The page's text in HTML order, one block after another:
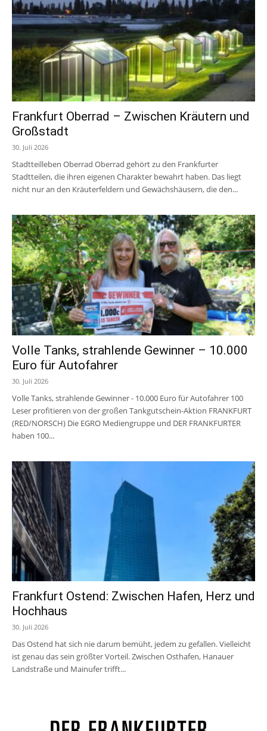
Frankfurt Oberrad – Zwischen Kräutern und
Großstadt
30. Juli 2026
Stadtteilleben Oberrad Oberrad gehört zu den Frankfurter
Stadtteilen, die ihren eigenen Charakter bewahrt haben. Das liegt
nicht nur an den Kräuterfeldern und Gewächshäusern, die den...
Volle Tanks, strahlende Gewinner – 10.000
Euro für Autofahrer
30. Juli 2026
Volle Tanks, strahlende Gewinner - 10.000 Euro für Autofahrer 100
Leser profitieren von der großen Tankgutschein-Aktion FRANKFURT
(RED/NORSCH) Die EGRO Mediengruppe und DER FRANKFURTER
haben 100...
Frankfurt Ostend: Zwischen Hafen, Herz und
Hochhaus
30. Juli 2026
Das Ostend hat sich nie darum bemüht, jedem zu gefallen. Vielleicht
ist genau das sein größter Vorteil. Zwischen Osthafen, Hanauer
Landstraße und Mainufer trifft...